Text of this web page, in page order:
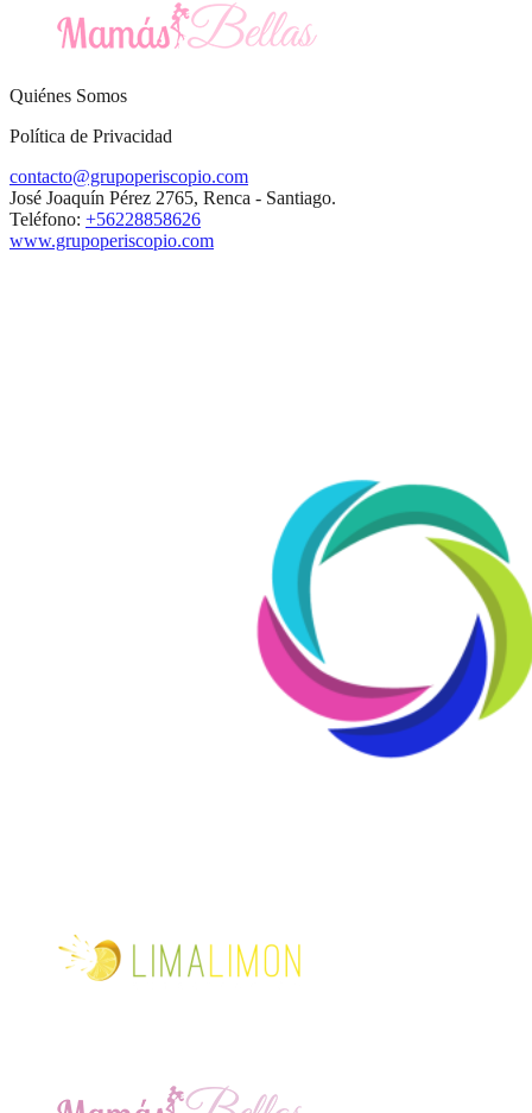
Quiénes Somos
Política de Privacidad
contacto@grupoperiscopio.com
José Joaquín Pérez 2765, Renca - Santiago.
Teléfono: +56228858626
www.grupoperiscopio.com